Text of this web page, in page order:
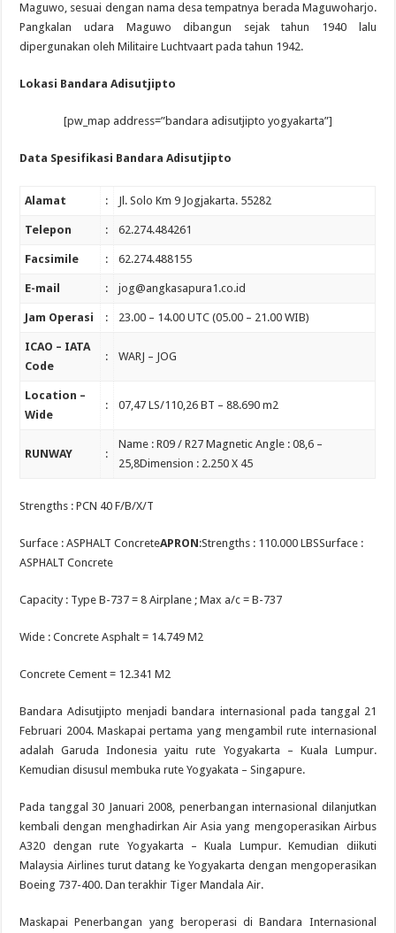
Maguwo, sesuai dengan nama desa tempatnya berada Maguwoharjo.
Pangkalan udara Maguwo dibangun sejak tahun 1940 lalu
dipergunakan oleh Militaire Luchtvaart pada tahun 1942.
Lokasi Bandara Adisutjipto
[pw_map address=”bandara adisutjipto yogyakarta”]
Data Spesifikasi Bandara Adisutjipto
Alamat : Jl. Solo Km 9 Jogjakarta. 55282
Telepon : 62.274.484261
Facsimile : 62.274.488155
E-mail : jog@angkasapura1.co.id
Jam Operasi : 23.00 – 14.00 UTC (05.00 – 21.00 WIB)
ICAO – IATA
Code
: WARJ – JOG
Location –
Wide
: 07,47 LS/110,26 BT – 88.690 m2
RUNWAY :
Name : R09 / R27 Magnetic Angle : 08,6 –
25,8Dimension : 2.250 X 45
Strengths : PCN 40 F/B/X/T
Surface : ASPHALT ConcreteAPRON:Strengths : 110.000 LBSSurface :
ASPHALT Concrete
Capacity : Type B-737 = 8 Airplane ; Max a/c = B-737
Wide : Concrete Asphalt = 14.749 M2
Concrete Cement = 12.341 M2
Bandara Adisutjipto menjadi bandara internasional pada tanggal 21
Februari 2004. Maskapai pertama yang mengambil rute internasional
adalah Garuda Indonesia yaitu rute Yogyakarta – Kuala Lumpur.
Kemudian disusul membuka rute Yogyakata – Singapure.
Pada tanggal 30 Januari 2008, penerbangan internasional dilanjutkan
kembali dengan menghadirkan Air Asia yang mengoperasikan Airbus
A320 dengan rute Yogyakarta – Kuala Lumpur. Kemudian diikuti
Malaysia Airlines turut datang ke Yogyakarta dengan mengoperasikan
Boeing 737-400. Dan terakhir Tiger Mandala Air.
Maskapai Penerbangan yang beroperasi di Bandara Internasional